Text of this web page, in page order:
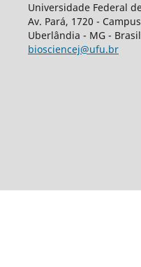
Universidade Federal
Av. Pará, 1720 -
Uberlândia - MG - Brasil
biosciencej@ufu.br